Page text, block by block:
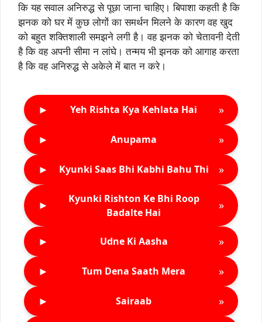
कि यह सवाल अनिरुद्ध से पूछा जाना चाहिए। बिपाशा कहती है कि
झनक को घर में कुछ लोगों का समर्थन मिलने के कारण वह खुद
को बहुत शक्तिशाली समझने लगी है। वह झनक को चेतावनी देती
है कि वह अपनी सीमा न लांघे। तन्मय भी झनक को आगाह करता
है कि वह अनिरुद्ध से अकेले में बात न करे।
► Yeh Rishta Kya Kehlata Hai »
► Anupama »
► Kyunki Saas Bhi Kabhi Bahu Thi »
►
Kyunki Rishton Ke Bhi Roop
Badalte Hai
»
► Udne Ki Aasha »
► Tum Dena Saath Mera »
► Sairaab »